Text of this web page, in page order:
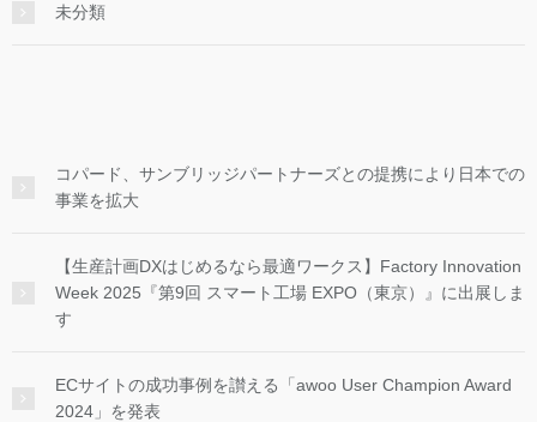
未分類
コパード、サンブリッジパートナーズとの提携により日本での
事業を拡大
【生産計画DXはじめるなら最適ワークス】Factory Innovation
Week 2025『第9回 スマート工場 EXPO（東京）』に出展しま
す
ECサイトの成功事例を讃える「awoo User Champion Award
2024」を発表